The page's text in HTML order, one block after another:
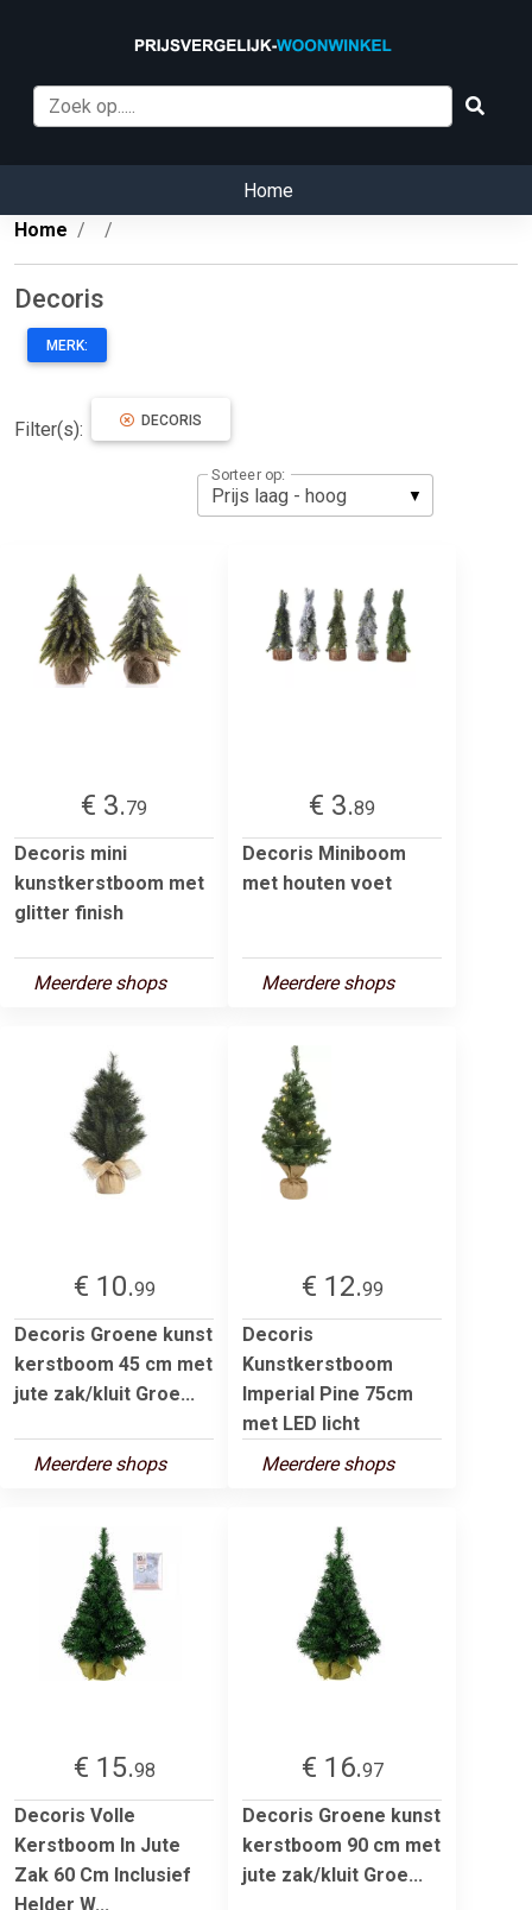
Home
Home
Decoris
MERK:
Filter(s): DECORIS
Sorteer op:
€ 3.79
Decoris mini
kunstkerstboom met
glitter finish
Meerdere shops
€ 3.89
Decoris Miniboom
met houten voet
Meerdere shops
€ 10.99
Decoris Groene kunst
kerstboom 45 cm met
jute zak/kluit Groe...
Meerdere shops
€ 12.99
Decoris
Kunstkerstboom
Imperial Pine 75cm
met LED licht
Meerdere shops
€ 15.98
Decoris Volle
Kerstboom In Jute
Zak 60 Cm Inclusief
Helder W...
€ 16.97
Decoris Groene kunst
kerstboom 90 cm met
jute zak/kluit Groe...